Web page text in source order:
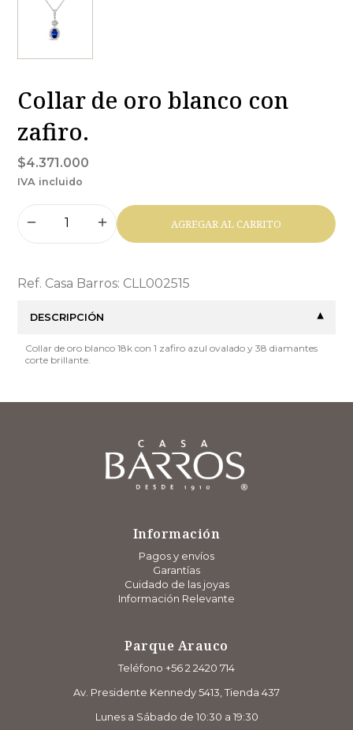
Collar de oro blanco con
zafiro.
$4.371.000
IVA incluido
AGREGAR AL CARRITO
Ref. Casa Barros: CLL002515
DESCRIPCIÓN
Collar de oro blanco 18k con 1 zafiro azul ovalado y 38 diamantes
corte brillante.
Información
Pagos y envíos
Garantías
Cuidado de las joyas
Información Relevante
Parque Arauco
Teléfono +56 2 2420 714
Av. Presidente Kennedy 5413, Tienda 437
Lunes a Sábado de 10:30 a 19:30